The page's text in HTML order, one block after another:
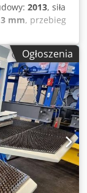
2013, siła
3 mm, przebieg
Ten model
się
ton oraz
osi Y wynosi
narzędziami
jakości
zakup
Euromac MTX
dalszych
Y: 1300 mm
Ogłoszenia